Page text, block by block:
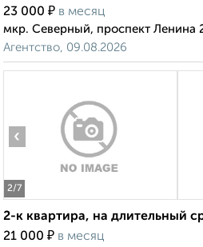
23 000 ₽ в месяц
мкр. Северный, проспект Ленина
Агентство, 09.08.2026
2/7
‹
2-к квартира, на длительный
21 000 ₽ в месяц